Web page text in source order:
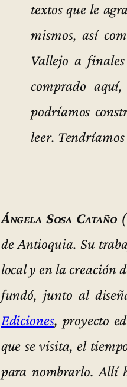
textos que le
mismos, así
Vallejo a
comprado
podríamos
leer.
Ángela Sosa Cataño
de Antioquia. Su
local y en la creación
fundó, junto al
Ediciones, proyecto
que se visita, el
para nombrarlo. Allí